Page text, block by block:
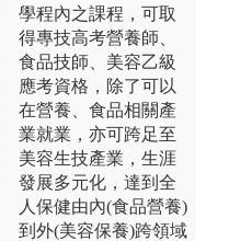
學程內之課程，可取
得專技高考營養師、
食品技師、美容乙級
應考資格，除了可以
在營養、食品相關產
業就業，亦可跨足至
美容生技產業，生涯
發展多元化，達到全
人保健由內(食品營養)
到外(美容保養)跨領域